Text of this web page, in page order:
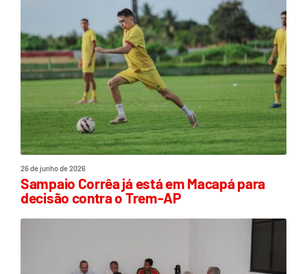
26 de junho de 2026
Sampaio Corrêa já está em Macapá para
decisão contra o Trem-AP